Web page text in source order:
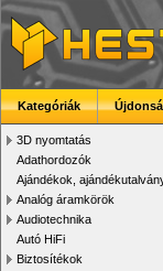
Kategóriák
3D nyomtatás
Adathordozók
Ajándékok,
Analóg áramkörök
Audiotechnika
Autó HiFi
Biztosítékok